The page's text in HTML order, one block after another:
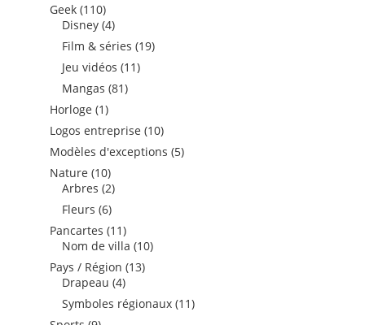
Geek 110110
produits
Disney 44
produits
Film & séries 1919
Jeu vidéos 1111
Mangas 8181
Horloge 11
produit
Logos entreprise 1010
produits
Modèles d'exceptions 55
Nature 1010
produits
Arbres 22
produits
Fleurs 66
produits
Pancartes 1111
produits
Nom de villa 1010
Pays / Région 1313
Drapeau 44
produits
Symboles régionaux 1111